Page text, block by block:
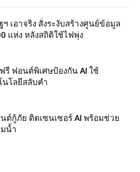
ฯ เอาจริง สั่งระงับสร้างศูนย์ข้อมูล
แห่ง หลังสถิติใช้ไฟพุ่ง
รี ฟอนต์พิเศษป้องกัน AI ใช้
นโลยีสลับคำ
ต์กู้ภัย ติดเซนเซอร์ AI พร้อมช่วย
น้ำ